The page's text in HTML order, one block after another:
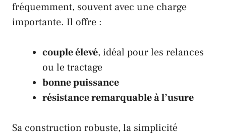
fréquemment, souvent avec une charge
importante. Il offre :
couple élevé, idéal pour les relances
ou le tractage
bonne puissance
résistance remarquable à l’usure
Sa construction robuste, la simplicité